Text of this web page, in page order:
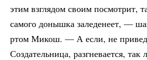
этим взглядом своим посмотрит,
самого донышка заледенеет, —
ртом Микош. — А если, не
Создательница, разгневается, так